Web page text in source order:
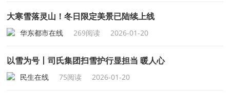
大寒雪落灵山！冬日限定美景已陆续上线
华东都市在线 269阅读 2026-01-20
以雪为号丨司氏集团扫雪护行显担当 暖人心
民生在线 75阅读 2026-01-20